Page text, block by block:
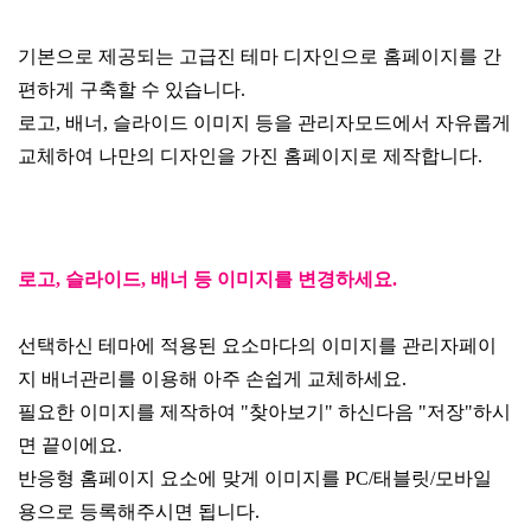
기본으로 제공되는 고급진 테마 디자인으로 홈페이지를 간
편하게 구축할 수 있습니다.
로고, 배너, 슬라이드 이미지 등을 관리자모드에서 자유롭게
교체하여 나만의 디자인을 가진 홈페이지로 제작합니다.
로고, 슬라이드, 배너 등 이미지를 변경하세요.
선택하신 테마에 적용된 요소마다의 이미지를 관리자페이
지 배너관리를 이용해 아주 손쉽게 교체하세요.
필요한 이미지를 제작하여 "찾아보기" 하신다음 "저장"하시
면 끝이에요.
반응형 홈페이지 요소에 맞게 이미지를 PC/태블릿/모바일
용으로 등록해주시면 됩니다.